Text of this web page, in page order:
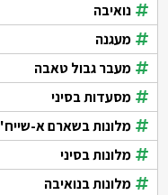
נואיבה
מעגנה
מעבר גבול טאבה
מסעדות בסיני
מלונות בשארם א-שייח'
מלונות בסיני
מלונות בנואיבה